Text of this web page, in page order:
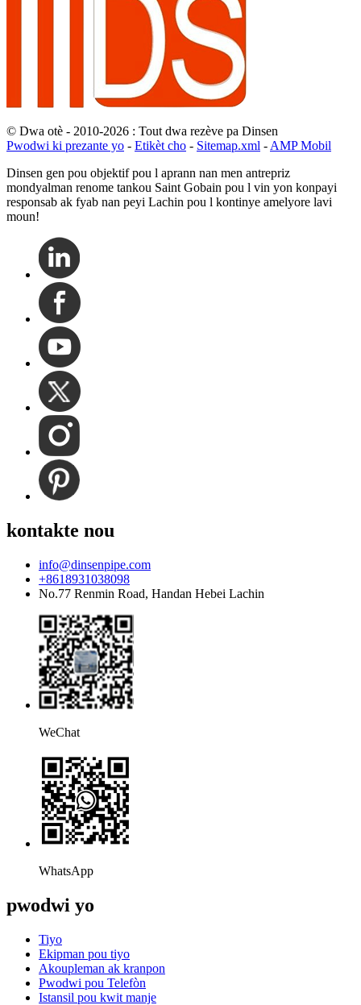
© Dwa otè - 2010-2026 : Tout dwa rezève pa Dinsen
Pwodwi ki prezante yo - Etikèt cho - Sitemap.xml - AMP Mobil
Dinsen gen pou objektif pou l aprann nan men antrepriz
mondyalman renome tankou Saint Gobain pou l vin yon konpayi
responsab ak fyab nan peyi Lachin pou l kontinye amelyore lavi
moun!
kontakte nou
info@dinsenpipe.com
+8618931038098
No.77 Renmin Road, Handan Hebei Lachin
WeChat
WhatsApp
pwodwi yo
Tiyo
Ekipman pou tiyo
Akoupleman ak kranpon
Pwodwi pou Telefòn
Istansil pou kwit manje